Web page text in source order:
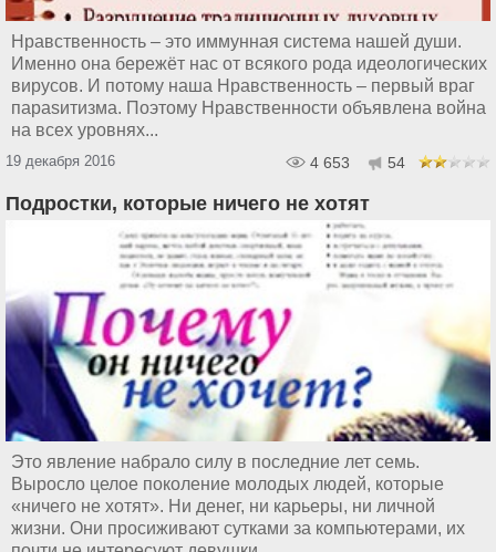
Нравственность – это иммунная система нашей души.
Именно она бережёт нас от всякого рода идеологических
вирусов. И потому наша Нравственность – первый враг
параsитизма. Поэтому Нравственности объявлена война
на всех уровнях...
19 декабря 2016 4 653 54
Подростки, которые ничего не хотят
Это явление набрало силу в последние лет семь.
Выросло целое поколение молодых людей, которые
«ничего не хотят». Ни денег, ни карьеры, ни личной
жизни. Они просиживают сутками за компьютерами, их